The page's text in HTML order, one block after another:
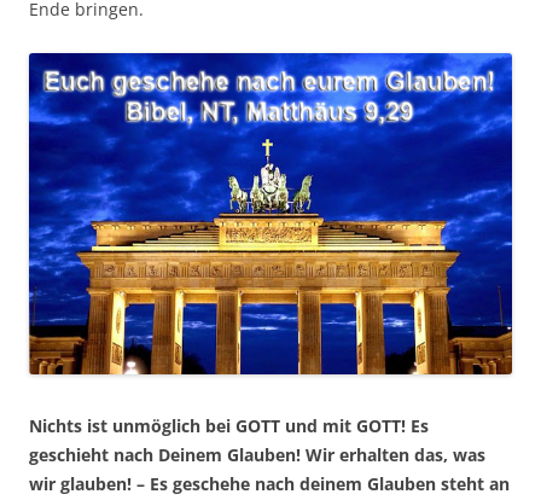
Ende bringen.
Nichts ist unmöglich bei GOTT und mit GOTT! Es
geschieht nach Deinem Glauben! Wir erhalten das, was
wir glauben! – Es geschehe nach deinem Glauben steht an